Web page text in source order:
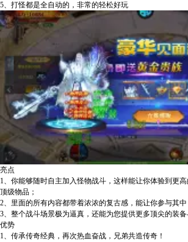
5、打怪都是全自动的，非常的轻松好玩
亮点
1、你能够随时自主加入怪物战斗，这样能让你体验到更
顶级物品；
2、里面的所有内容都带着浓浓的复古感，能让你参与其中
3、整个战斗场景极为逼真，还能为您提供更多顶尖的装备
优势
1、传承传奇经典，再次热血奋战，兄弟共造传奇！